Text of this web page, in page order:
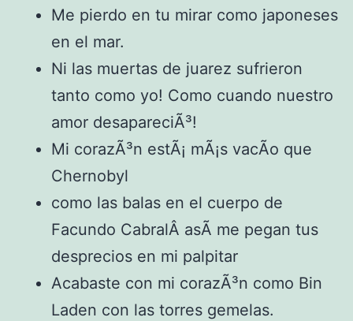
Me pierdo en tu mirar como japoneses
en el mar.
Ni las muertas de juarez sufrieron
tanto como yo! Como cuando nuestro
amor desapareciÃ³!
Mi corazÃ³n estÃ¡ mÃ¡s vacÃ­o que
Chernobyl
como las balas en el cuerpo de
Facundo CabralÂ asÃ­ me pegan tus
desprecios en mi palpitar
Acabaste con mi corazÃ³n como Bin
Laden con las torres gemelas.